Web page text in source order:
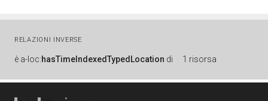
RELAZIONI INVERSE
è a-loc:hasTimeIndexedTypedLocation di 1 risorsa